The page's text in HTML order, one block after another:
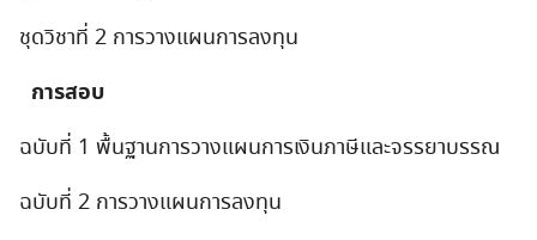
ชุดวิชาที่ 2 การวางแผนการลงทุน
การสอบ
ฉบับที่ 1 พื้นฐานการวางแผนการเงินภาษีและจรรยาบรรณ
ฉบับที่ 2 การวางแผนการลงทุน